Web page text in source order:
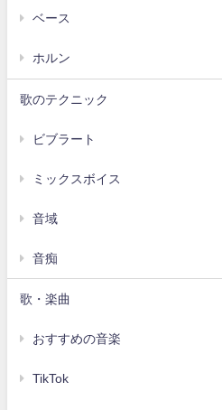
ベース
ホルン
歌のテクニック
ビブラート
ミックスボイス
音域
音痴
歌・楽曲
おすすめの音楽
TikTok